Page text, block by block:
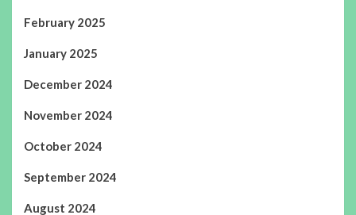
February 2025
January 2025
December 2024
November 2024
October 2024
September 2024
August 2024